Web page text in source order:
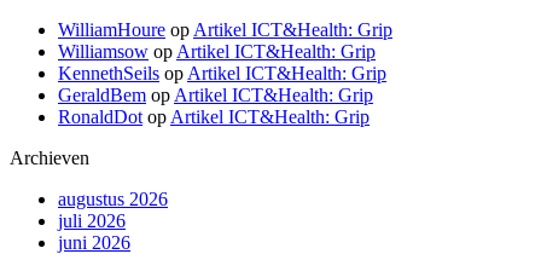
WilliamHoure op Artikel ICT&Health: Grip
Williamsow op Artikel ICT&Health: Grip
KennethSeils op Artikel ICT&Health: Grip
GeraldBem op Artikel ICT&Health: Grip
RonaldDot op Artikel ICT&Health: Grip
Archieven
augustus 2026
juli 2026
juni 2026